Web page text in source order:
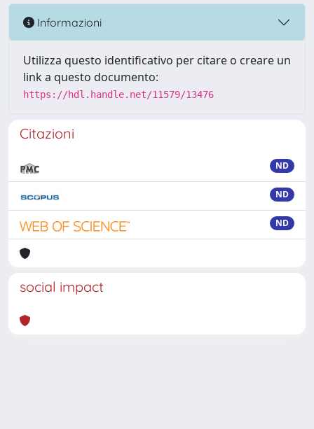
Informazioni
Utilizza questo identificativo per citare o creare un
link a questo documento:
https://hdl.handle.net/11579/13476
Citazioni
ND
ND
ND
social impact